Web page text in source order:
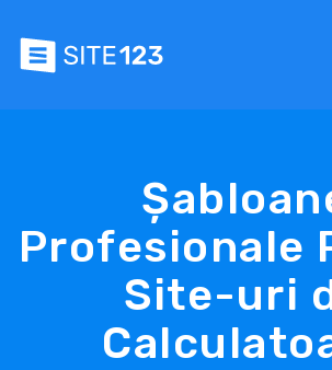
Profesionale
Site-uri